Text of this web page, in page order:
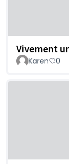
Vivement
Karen 0